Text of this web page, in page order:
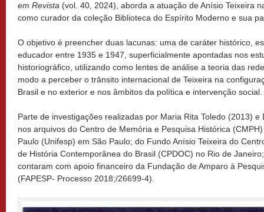
em Revista (vol. 40, 2024), aborda a atuação de Anísio Teixeira
como curador da coleção Biblioteca do Espírito Moderno e sua
O objetivo é preencher duas lacunas: uma de caráter histórico,
educador entre 1935 e 1947, superficialmente apontadas nos
historiográfico, utilizando como lentes de análise a teoria das
modo a perceber o trânsito internacional de Teixeira na
Brasil e no exterior e nos âmbitos da política e intervenção social.
Parte de investigações realizadas por Maria Rita Toledo (2013)
nos arquivos do Centro de Memória e Pesquisa Histórica
Paulo (Unifesp) em São Paulo; do Fundo Anísio Teixeira do
de História Contemporânea do Brasil (CPDOC) no Rio de
contaram com apoio financeiro da Fundação de Amparo à
(FAPESP- Processo 2018;/26699-4).